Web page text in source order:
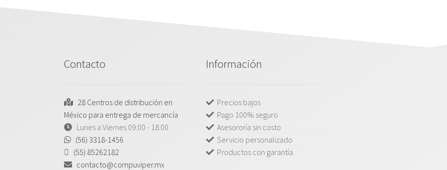
Contacto
28 Centros de distribución en
México para entrega de mercancía
Lunes a Viernes 09:00 - 18:00
(56) 3318-1456
(55) 85262182
contacto@compuviper.mx
Información
Precios bajos
Pago 100% seguro
Asesororía sin costo
Servicio personalizado
Productos con garantía